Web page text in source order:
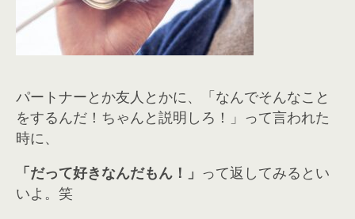
パートナーとか友人とかに、「なんでそんなこと
をするんだ！ちゃんと説明しろ！」って言われた
時に、
「だって好きなんだもん！」 って返してみるとい
いよ。笑